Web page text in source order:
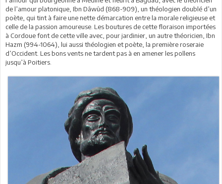
de l’amour platonique, Ibn Dâwûd (868-909), un théologien doublé d’un
poète, qui tint à faire une nette démarcation entre la morale religieuse et
celle de la passion amoureuse. Les boutures de cette floraison importées
à Cordoue font de cette ville avec, pour jardinier, un autre théoricien, Ibn
Hazm (994-1064), lui aussi théologien et poète, la première roseraie
d’Occident. Les bons vents ne tardent pas à en amener les pollens
jusqu’à Poitiers.